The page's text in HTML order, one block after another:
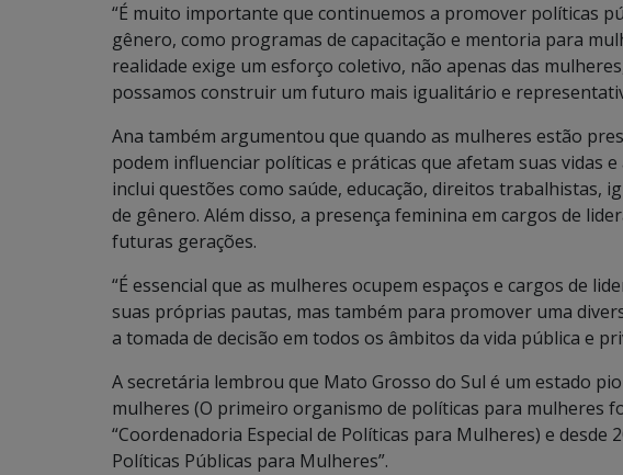
“É muito importante que continuemos a promover políticas
gênero, como programas de capacitação e mentoria para
realidade exige um esforço coletivo, não apenas das
possamos construir um futuro mais igualitário e
Ana também argumentou que quando as mulheres estão
podem influenciar políticas e práticas que afetam suas vidas
inclui questões como saúde, educação, direitos trabalhistas,
de gênero. Além disso, a presença feminina em cargos de
futuras gerações.
“É essencial que as mulheres ocupem espaços e cargos de
suas próprias pautas, mas também para promover uma
a tomada de decisão em todos os âmbitos da vida pública e
A secretária lembrou que Mato Grosso do Sul é um estado
mulheres (O primeiro organismo de políticas para mulheres
“Coordenadoria Especial de Políticas para Mulheres) e desde
Políticas Públicas para Mulheres”.